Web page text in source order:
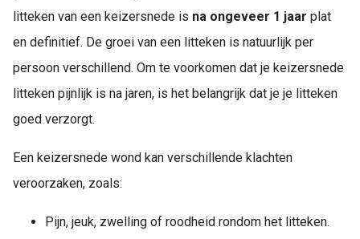
litteken van een keizersnede is na ongeveer 1 jaar plat
en definitief. De groei van een litteken is natuurlijk per
persoon verschillend. Om te voorkomen dat je keizersnede
litteken pijnlijk is na jaren, is het belangrijk dat je je litteken
goed verzorgt.
Een keizersnede wond kan verschillende klachten
veroorzaken, zoals:
Pijn, jeuk, zwelling of roodheid rondom het litteken.